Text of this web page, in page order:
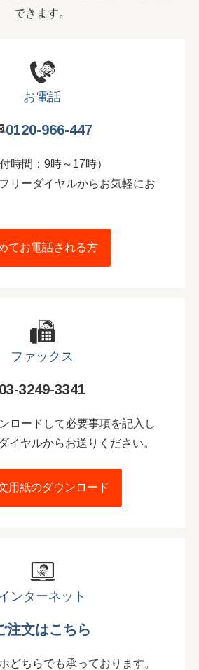
できます。
お電話
0120-966-447
付時間：9時～17時）
リーダイヤルからお気軽にお
てお電話される方
ファックス
03-3249-3341
ロードして必要事項を記入し
イヤルからお送りください。
用紙のダウンロード
インターネット
注文はこちら
どちらでも承っております。